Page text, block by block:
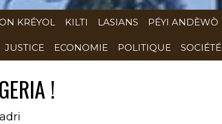
KRÉYOL KILTI LASIANS PÉYI ANDÈWÒ
JUSTICE ECONOMIE POLITIQUE SOCIÉTÉ
!